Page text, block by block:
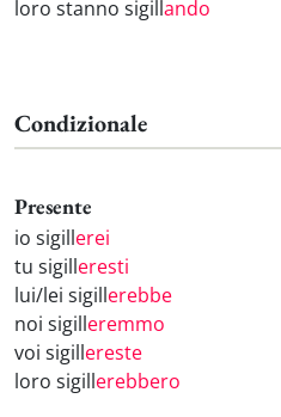
loro stanno sigillando
Condizionale
Presente
io sigillerei
tu sigilleresti
lui/lei sigillerebbe
noi sigilleremmo
voi sigillereste
loro sigillerebbero